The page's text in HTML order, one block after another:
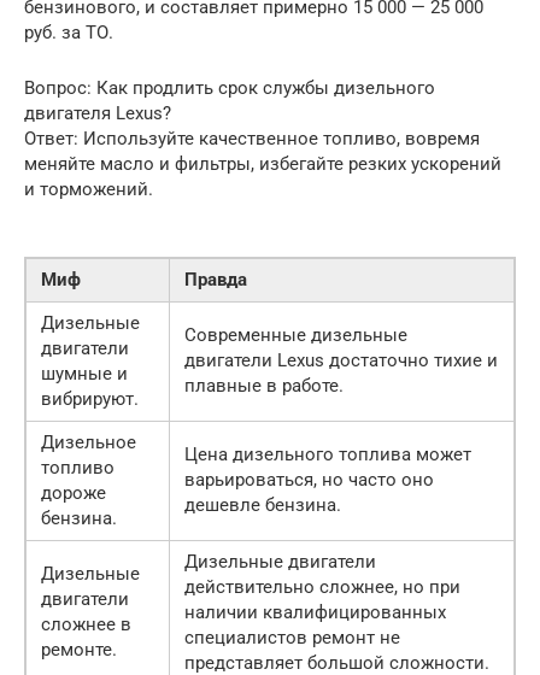
бензинового, и составляет примерно 15 000 — 25 000
руб. за ТО.
Вопрос: Как продлить срок службы дизельного
двигателя Lexus?
Ответ: Используйте качественное топливо, вовремя
меняйте масло и фильтры, избегайте резких ускорений
и торможений.
Миф
Правда
Дизельные
двигатели
шумные и
вибрируют.
Современные дизельные
двигатели Lexus достаточно тихие и
плавные в работе.
Дизельное
топливо
дороже
бензина.
Цена дизельного топлива может
варьироваться, но часто оно
дешевле бензина.
Дизельные
двигатели
сложнее в
ремонте.
Дизельные двигатели
действительно сложнее, но при
наличии квалифицированных
специалистов ремонт не
представляет большой сложности.